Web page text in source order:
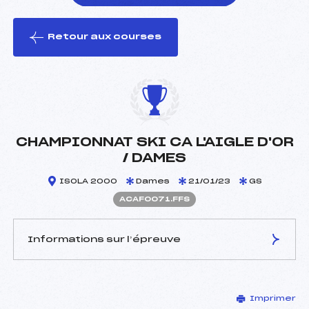
le ski
Retour aux courses
CHAMPIONNAT SKI CA L'AIGLE D'OR
/ DAMES
ISOLA 2000 Dames 21/01/23 GS
ACAF0071.FFS
Informations sur l’épreuve
MANASSERO DENIS (CA)
Imprimer